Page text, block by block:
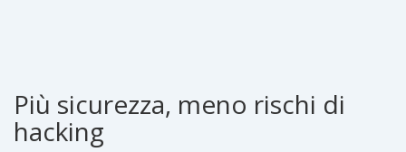
Più sicurezza, meno rischi di
hacking